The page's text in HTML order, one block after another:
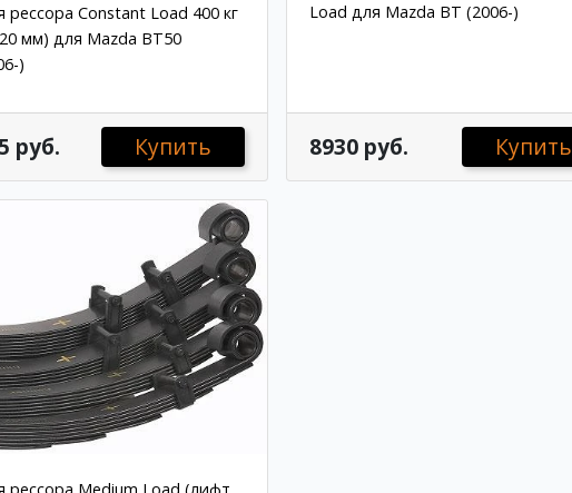
рессора Constant Load 400 кг
мм) для Mazda BT50
)
руб. Купить
Load для Mazda BT (2006-)
8930 руб. Купить